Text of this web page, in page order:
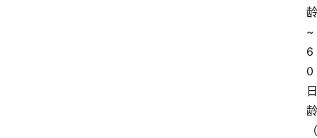
龄
~
6
0
日
龄
（